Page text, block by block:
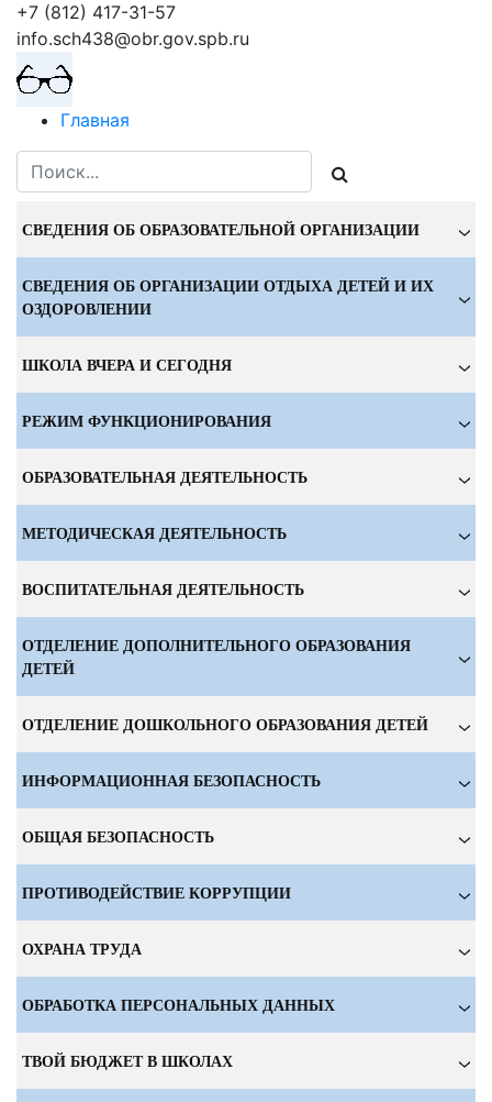
+7 (812) 417-31-57
info.sch438@obr.gov.spb.ru
Главная
СВЕДЕНИЯ ОБ ОБРАЗОВАТЕЛЬНОЙ ОРГАНИЗАЦИИ
СВЕДЕНИЯ ОБ ОРГАНИЗАЦИИ ОТДЫХА ДЕТЕЙ И ИХ
ОЗДОРОВЛЕНИИ
ШКОЛА ВЧЕРА И СЕГОДНЯ
РЕЖИМ ФУНКЦИОНИРОВАНИЯ
ОБРАЗОВАТЕЛЬНАЯ ДЕЯТЕЛЬНОСТЬ
МЕТОДИЧЕСКАЯ ДЕЯТЕЛЬНОСТЬ
ВОСПИТАТЕЛЬНАЯ ДЕЯТЕЛЬНОСТЬ
ОТДЕЛЕНИЕ ДОПОЛНИТЕЛЬНОГО ОБРАЗОВАНИЯ
ДЕТЕЙ
ОТДЕЛЕНИЕ ДОШКОЛЬНОГО ОБРАЗОВАНИЯ ДЕТЕЙ
ИНФОРМАЦИОННАЯ БЕЗОПАСНОСТЬ
ОБЩАЯ БЕЗОПАСНОСТЬ
ПРОТИВОДЕЙСТВИЕ КОРРУПЦИИ
ОХРАНА ТРУДА
ОБРАБОТКА ПЕРСОНАЛЬНЫХ ДАННЫХ
ТВОЙ БЮДЖЕТ В ШКОЛАХ